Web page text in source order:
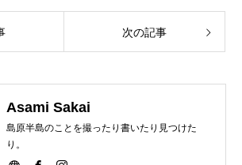
次の記事
Asami Sakai
島原半島のことを撮ったり書いたり見つけた
り。